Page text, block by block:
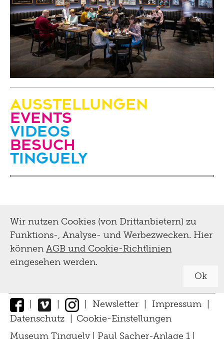
Ausstellungen
Events
Videos
Besuch
Tinguely
Wir nutzen Cookies (von Drittanbietern) zu
Funktions-, Analyse- und Werbezwecken. Hier
können AGB und Cookie-Richtlinien
eingesehen werden.
Ok
Newsletter Impressum
Datenschutz | Cookie-Einstellungen
Museum Tinguely | Paul Sacher-Anlage 1 |